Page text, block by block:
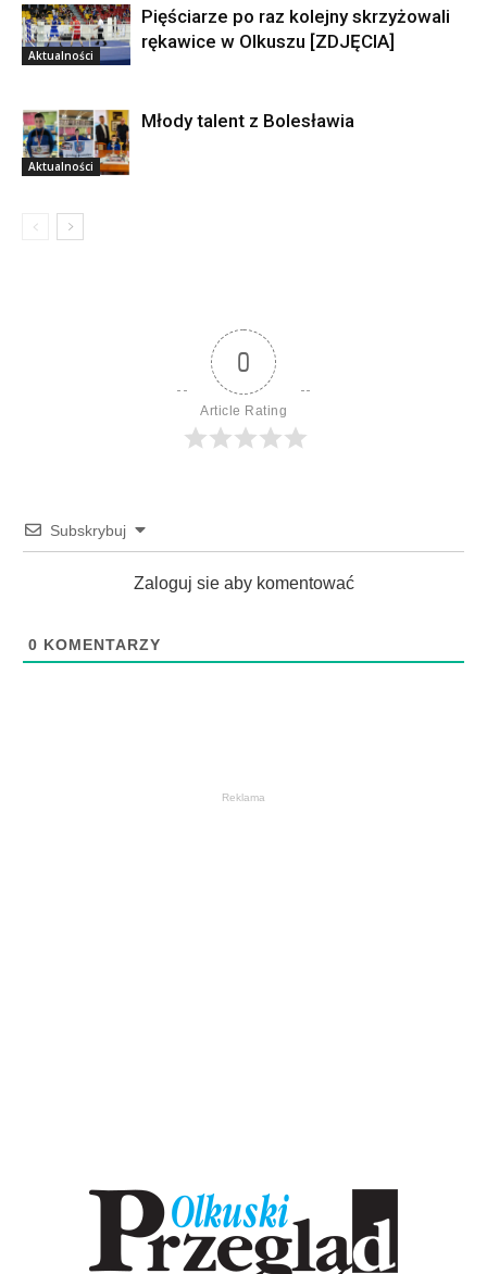
Aktualności
Pięściarze po raz kolejny skrzyżowali
rękawice w Olkuszu [ZDJĘCIA]
Aktualności
Młody talent z Bolesławia
0
Article Rating
Subskrybuj
Zaloguj sie aby komentować
0 KOMENTARZY
Reklama